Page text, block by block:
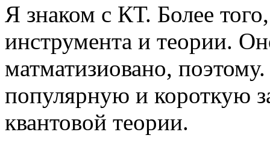
Я знаком с КТ. Более
инструмента и теории.
матматизиовано,
популярную и короткую
квантовой теории.